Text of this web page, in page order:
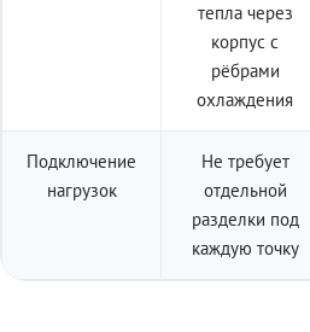
тепла через
корпус с
рёбрами
охлаждения
Подключение
нагрузок
Не требует
отдельной
разделки под
каждую точку